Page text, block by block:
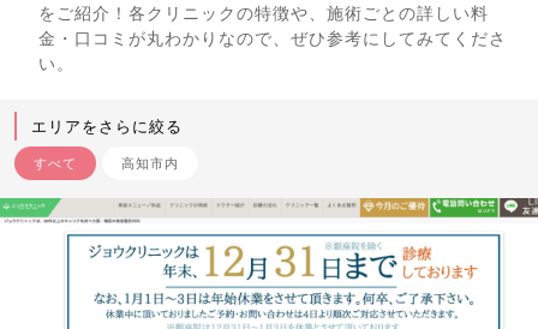
をご紹介！各クリニックの特徴や、施術ごとの詳しい料
金・口コミが丸わかりなので、ぜひ参考にしてみてくださ
い。
エリアをさらに絞る
すべて 高知市内